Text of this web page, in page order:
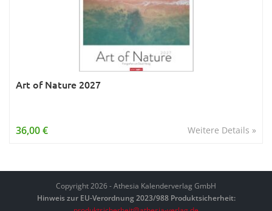
Art of Nature 2027
Weitere Details »
36,00 €
Copyright 2026 - Athesia Kalenderverlag GmbH
Hinweis zur EU-Verordnung 2023/988 Produktsicherheit: